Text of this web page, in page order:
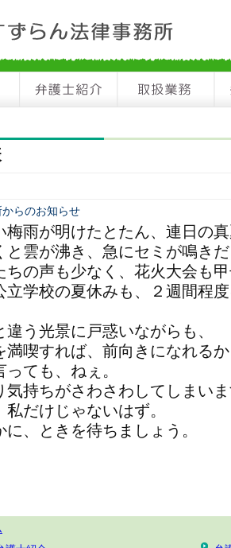
らのお知らせ
梅雨が明けたとたん、連日の
と雲が沸き、急にセミが鳴き
ちの声も少なく、花火大会も
立学校の夏休みも、２週間程
違う光景に戸惑いながらも、
満喫すれば、前向きになれる
っても、ねぇ。
気持ちがさわさわしてしまい
私だけじゃないはず。
に、ときを待ちましょう。